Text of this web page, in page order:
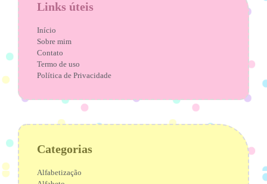
Links úteis
Início
Sobre mim
Contato
Termo de uso
Política de Privacidade
Categorias
Alfabetização